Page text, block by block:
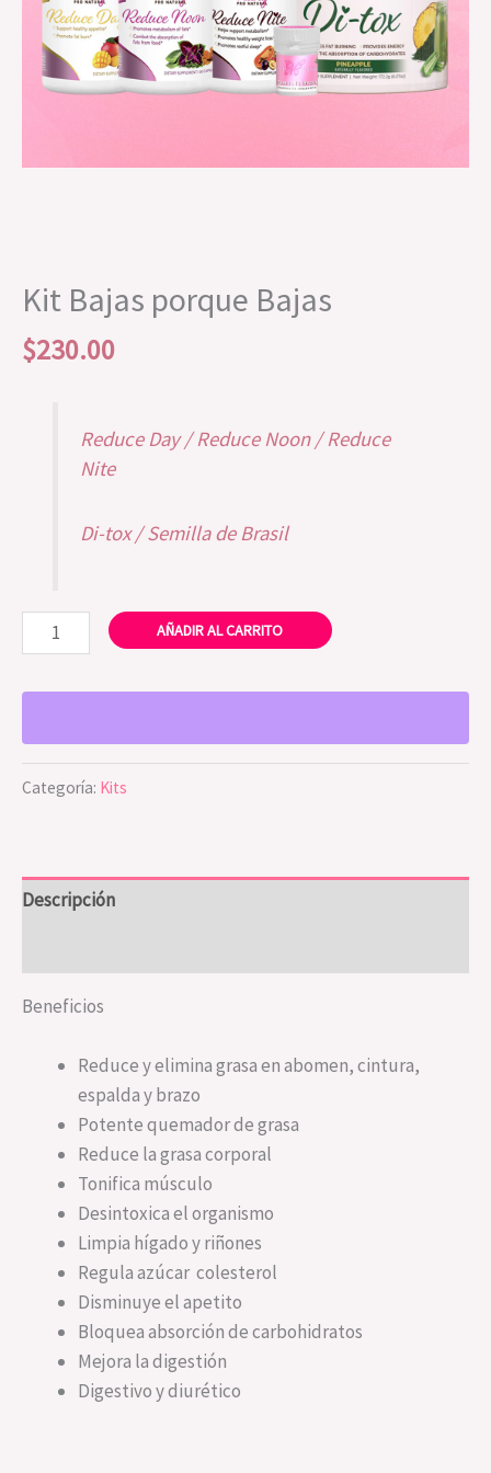
Kit Bajas porque Bajas
$230.00
Reduce Day / Reduce Noon / Reduce
Nite
Di-tox / Semilla de Brasil
AÑADIR AL CARRITO
Categoría: Kits
Descripción
Beneficios
Reduce y elimina grasa en abomen, cintura,
espalda y brazo
Potente quemador de grasa
Reduce la grasa corporal
Tonifica músculo
Desintoxica el organismo
Limpia hígado y riñones
Regula azúcar colesterol
Disminuye el apetito
Bloquea absorción de carbohidratos
Mejora la digestión
Digestivo y diurético